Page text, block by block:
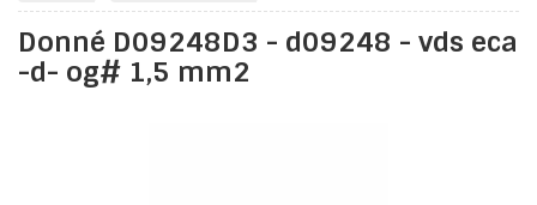
Donné D09248D3 - d09248 - vds eca
-d- og# 1,5 mm2